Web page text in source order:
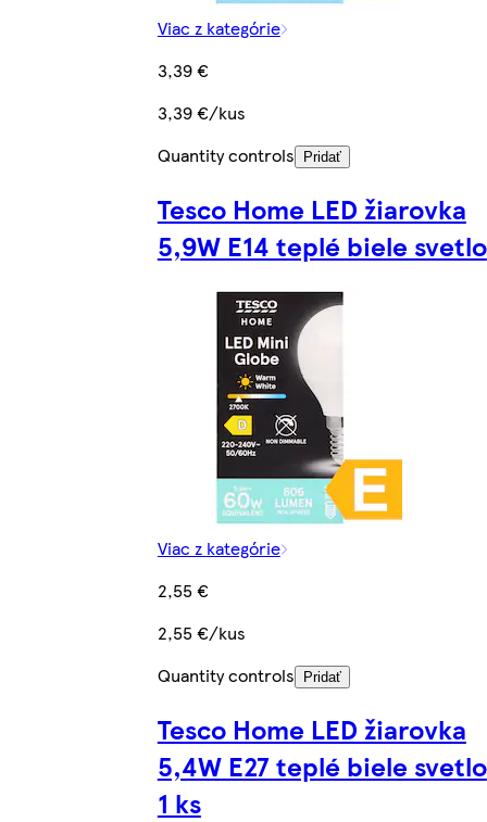
Viac z kategórie
3,39 €
3,39 €/kus
Quantity controls
Pridať
Tesco Home LED žiarovka
5,9W E14 teplé biele svetlo
Viac z kategórie
2,55 €
2,55 €/kus
Quantity controls
Pridať
Tesco Home LED žiarovka
5,4W E27 teplé biele svetlo
1 ks